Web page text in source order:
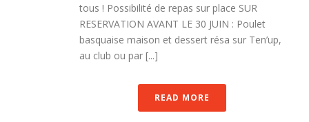
tous ! Possibilité de repas sur place SUR
RESERVATION AVANT LE 30 JUIN : Poulet
basquaise maison et dessert résa sur Ten’up,
au club ou par [...]
READ MORE